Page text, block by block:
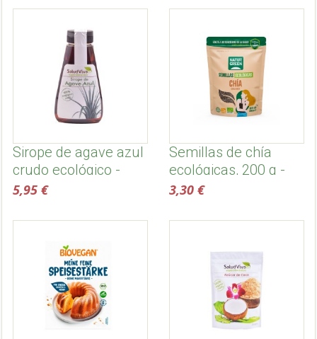
Sirope de agave azul
crudo ecológico -
Salud Viva
5,95 €
Semillas de chía
ecológicas, 200 g -
Naturgreen
3,30 €